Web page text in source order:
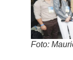
Foto: